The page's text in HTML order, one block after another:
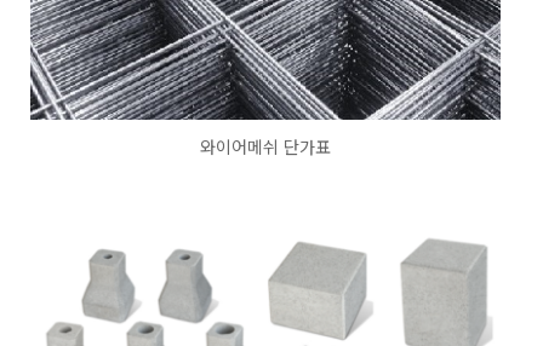
와이어메쉬 단가표